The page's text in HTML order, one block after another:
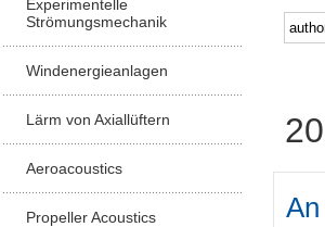
Experimentelle
Strömungsmechanik
Windenergieanlagen
Lärm von Axiallüftern
Aeroacoustics
Propeller Acoustics